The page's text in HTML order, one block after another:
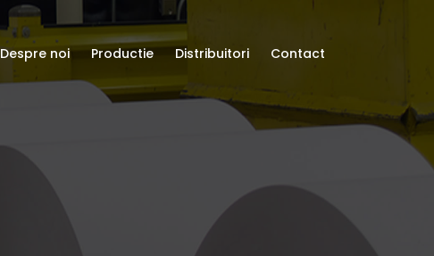
Despre noi Productie Distribuitori Contact